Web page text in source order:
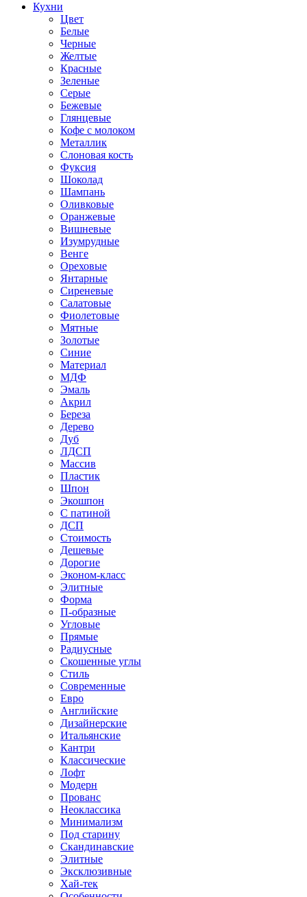
Кухни
Цвет
Белые
Черные
Желтые
Красные
Зеленые
Серые
Бежевые
Глянцевые
Кофе с молоком
Металлик
Слоновая кость
Фуксия
Шоколад
Шампань
Оливковые
Оранжевые
Вишневые
Изумрудные
Венге
Ореховые
Янтарные
Сиреневые
Салатовые
Фиолетовые
Мятные
Золотые
Синие
Материал
МДФ
Эмаль
Акрил
Береза
Дерево
Дуб
ЛДСП
Массив
Пластик
Шпон
Экошпон
С патиной
ДСП
Стоимость
Дешевые
Дорогие
Эконом-класс
Элитные
Форма
П-образные
Угловые
Прямые
Радиусные
Скошенные углы
Стиль
Современные
Евро
Английские
Дизайнерские
Итальянские
Кантри
Классические
Лофт
Модерн
Прованс
Неоклассика
Минимализм
Под старину
Скандинавские
Элитные
Эксклюзивные
Хай-тек